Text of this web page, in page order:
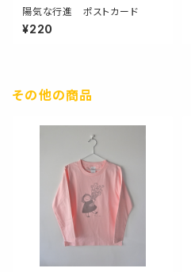
陽気な行進 ポストカード
¥220
その他の商品